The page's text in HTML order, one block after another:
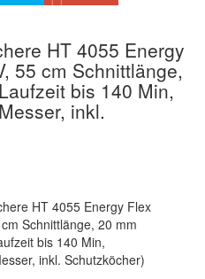
HT 4055 Energy
55 cm Schnittlänge,
bis 140 Min,
inkl.